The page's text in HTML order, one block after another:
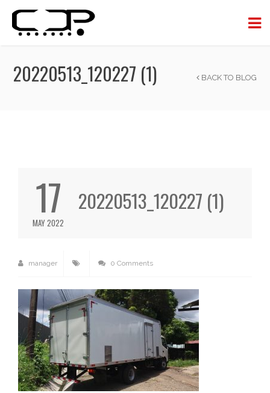
20220513_120227 (1) BACK TO BLOG
17
MAY 2022
20220513_120227 (1)
manager 0 Comments